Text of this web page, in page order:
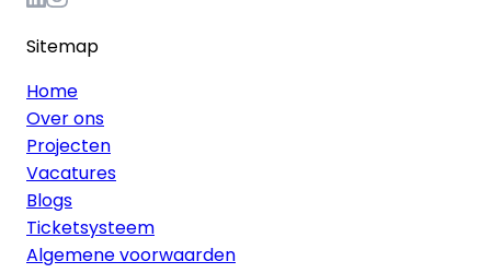
Sitemap
Home
Over ons
Projecten
Vacatures
Blogs
Ticketsysteem
Algemene voorwaarden